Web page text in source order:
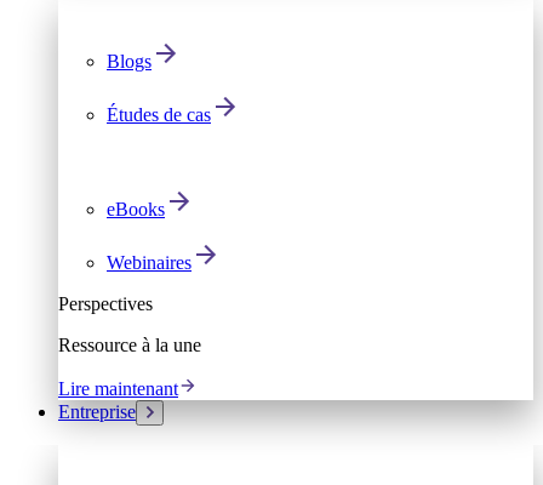
Blogs
Études de cas
eBooks
Webinaires
Perspectives
Ressource à la une
Lire maintenant
Entreprise